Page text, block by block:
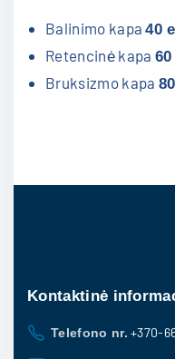
Balinimo kapa40
Retencinė kapa
Bruksizmo kapa
Kontaktinė
Telefono nr. +370-